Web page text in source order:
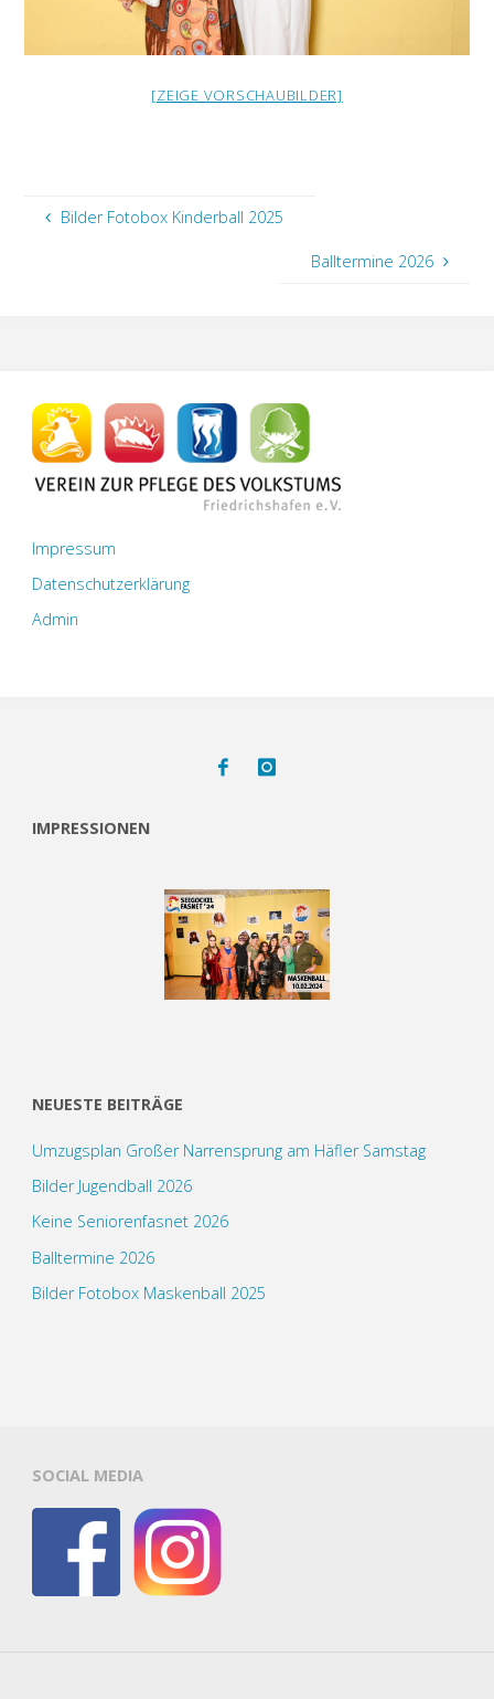
[ZEIGE VORSCHAUBILDER]
Bilder Fotobox Kinderball 2025
Balltermine 2026
Impressum
Datenschutzerklärung
Admin
IMPRESSIONEN
NEUESTE BEITRÄGE
Umzugsplan Großer Narrensprung am Häfler Samstag
Bilder Jugendball 2026
Keine Seniorenfasnet 2026
Balltermine 2026
Bilder Fotobox Maskenball 2025
SOCIAL MEDIA